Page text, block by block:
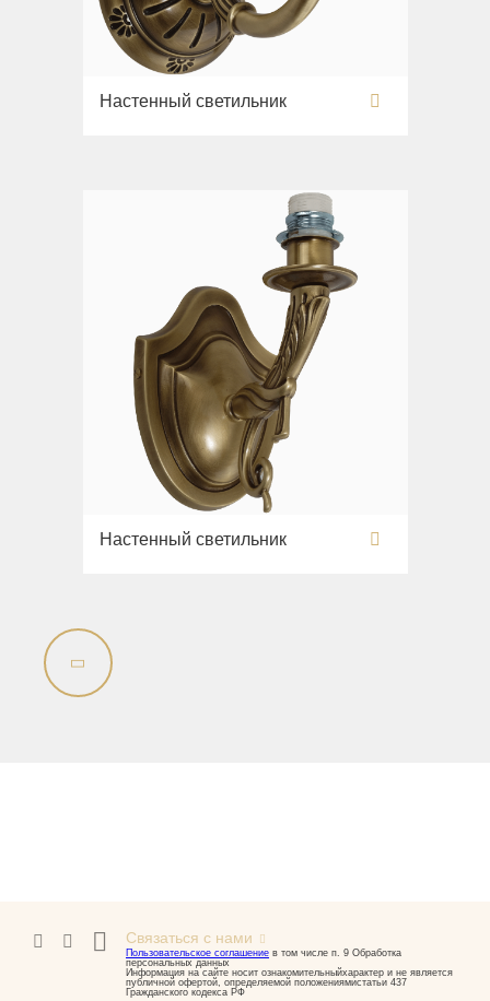
Настенный светильник
Настенный светильник
Связаться с нами
Пользовательское соглашение в том числе п. 9 Обработка
персональных данных
Информация на сайте носит ознакомительныйхарактер и не является
публичной офертой, определяемой положениямистатьи 437
Гражданского кодекса РФ